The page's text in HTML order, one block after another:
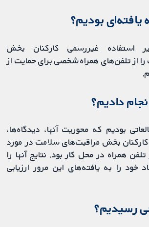
یافته‌ای بودیم؟
استفاده غیررسمی کارکنان بخش
از تلفن‌های همراه شخصی برای حمایت از
دادیم؟
بودیم که محوریت آنها، دیدگاه‌ها،
بخش مراقبت‌‌های سلامت در مورد
همراه در محل کار بود. نتایج آنها را
خود را به یافته‌های این مرور ارزیابی
رسیدیم؟